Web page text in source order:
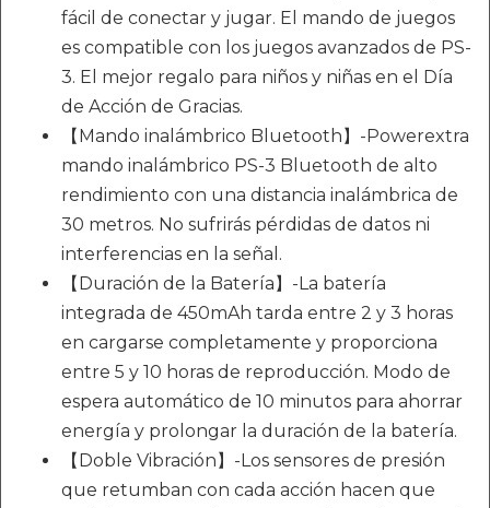
fácil de conectar y jugar. El mando de juegos
es compatible con los juegos avanzados de PS-
3. El mejor regalo para niños y niñas en el Día
de Acción de Gracias.
【Mando inalámbrico Bluetooth】-Powerextra
mando inalámbrico PS-3 Bluetooth de alto
rendimiento con una distancia inalámbrica de
30 metros. No sufrirás pérdidas de datos ni
interferencias en la señal.
【Duración de la Batería】-La batería
integrada de 450mAh tarda entre 2 y 3 horas
en cargarse completamente y proporciona
entre 5 y 10 horas de reproducción. Modo de
espera automático de 10 minutos para ahorrar
energía y prolongar la duración de la batería.
【Doble Vibración】-Los sensores de presión
que retumban con cada acción hacen que